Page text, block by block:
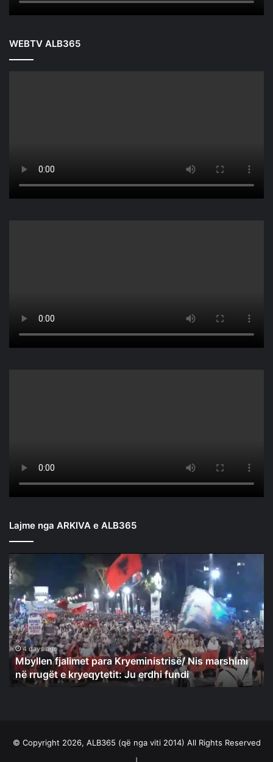
WEBTV ALB365
Lajme nga ARKIVA e ALB365
Mbyllen
fjalimet
para
Kryeministrisë/
Nis
marshimi
në
rrugët
kryeqytetit:
4 days ago
Mbyllen fjalimet para Kryeministrisë/ Nis marshimi
në rrugët e kryeqytetit: Ju erdhi fundi
© Copyright 2026, ALB365 (që nga viti 2014) All Rights Reserved